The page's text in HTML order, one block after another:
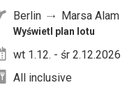
Berlin
Marsa Alam
Wyświetl plan lotu
wt 1.12. - śr 2.12.2026
All inclusive